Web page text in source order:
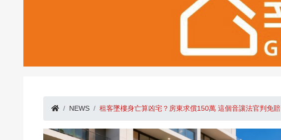
NEWS 租客墜樓身亡算凶宅？房東求償150萬 這個音讓法官判免賠